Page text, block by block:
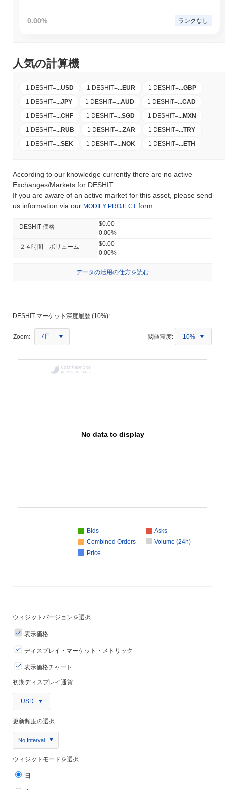
0.00% ランクなし
人気の計算機
1 DESHIT=...USD 1 DESHIT=...EUR 1 DESHIT=...GBP
1 DESHIT=...JPY 1 DESHIT=...AUD 1 DESHIT=...CAD
1 DESHIT=...CHF 1 DESHIT=...SGD 1 DESHIT=...MXN
1 DESHIT=...RUB 1 DESHIT=...ZAR 1 DESHIT=...TRY
1 DESHIT=...SEK 1 DESHIT=...NOK 1 DESHIT=...ETH
According to our knowledge currently there are no active
Exchanges/Markets for DESHIT.
If you are aware of an active market for this asset, please send
us information via our MODIFY PROJECT form.
DESHIT 価格
$0.00
0.00%
２４時間 ボリューム
$0.00
0.00%
データの活用の仕方を読む
DESHIT マーケット深度履歴 (10%):
Zoom: 7日 閾値震度: 10%
No data to display
Bids
Asks
Combined Orders
Volume (24h)
Price
ウィジットバージョンを選択:
表示価格
ディスプレイ・マーケット・メトリック
表示価格チャート
初期ディスプレイ通貨:
USD
更新頻度の選択:
No Interval
ウィジットモードを選択:
日